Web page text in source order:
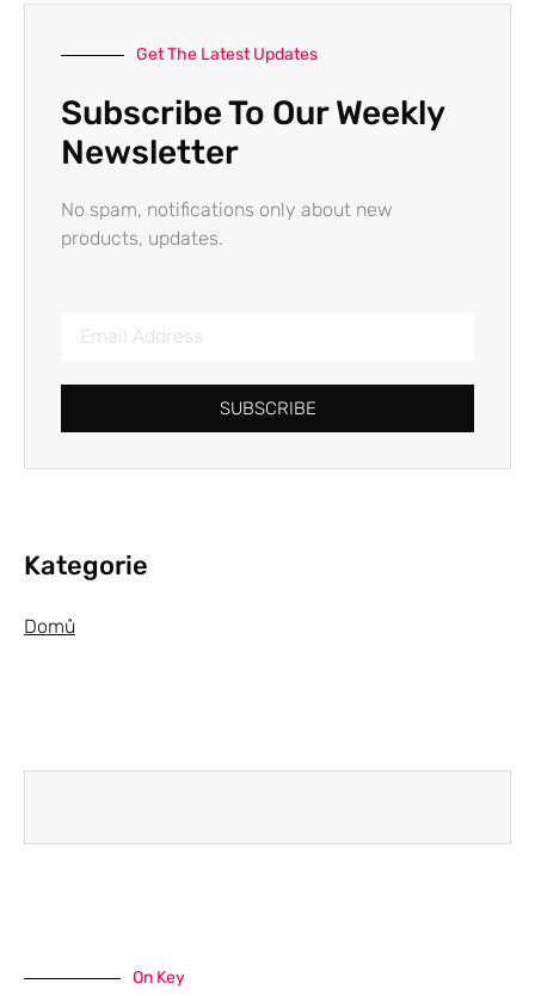
Get The Latest Updates
Subscribe To Our Weekly
Newsletter
No spam, notifications only about new
products, updates.
SUBSCRIBE
Kategorie
Domů
On Key